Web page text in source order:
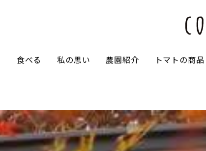
食べる 私の思い 農園紹介 トマトの商品